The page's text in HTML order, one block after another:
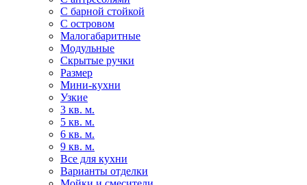
С барной стойкой
С островом
Малогабаритные
Модульные
Скрытые ручки
Размер
Мини-кухни
Узкие
3 кв. м.
5 кв. м.
6 кв. м.
9 кв. м.
Все для кухни
Варианты отделки